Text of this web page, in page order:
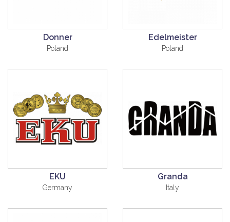
Donner
Poland
Edelmeister
Poland
EKU
Germany
Granda
Italy